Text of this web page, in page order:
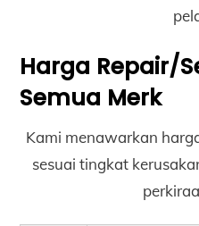
Harga Repair/
Semua Merk
Kami menawarkan
sesuai tingkat